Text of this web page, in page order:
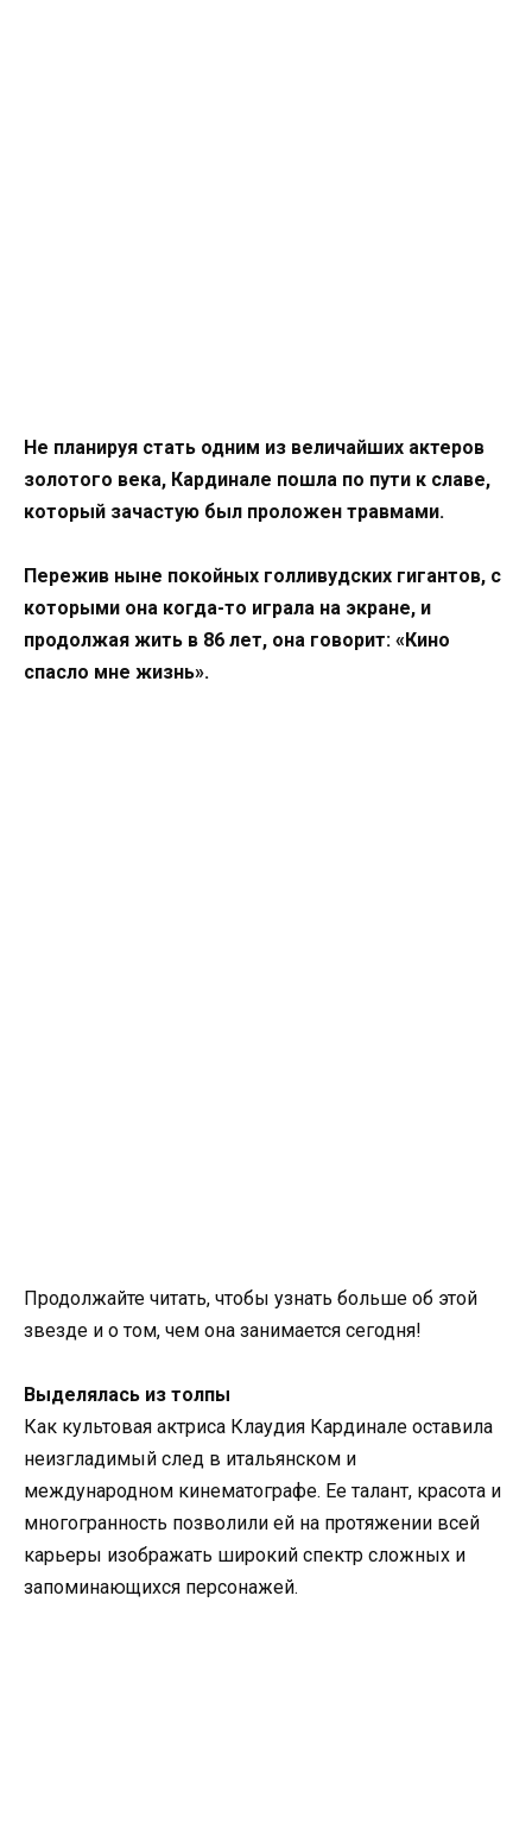
Не планируя стать одним из величайших актеров
золотого века, Кардинале пошла по пути к славе,
который зачастую был проложен травмами.
Пережив ныне покойных голливудских гигантов, с
которыми она когда-то играла на экране, и
продолжая жить в 86 лет, она говорит: «Кино
спасло мне жизнь».
Продолжайте читать, чтобы узнать больше об этой
звезде и о том, чем она занимается сегодня!
Выделялась из толпы
Как культовая актриса Клаудия Кардинале оставила
неизгладимый след в итальянском и
международном кинематографе. Ее талант, красота и
многогранность позволили ей на протяжении всей
карьеры изображать широкий спектр сложных и
запоминающихся персонажей.